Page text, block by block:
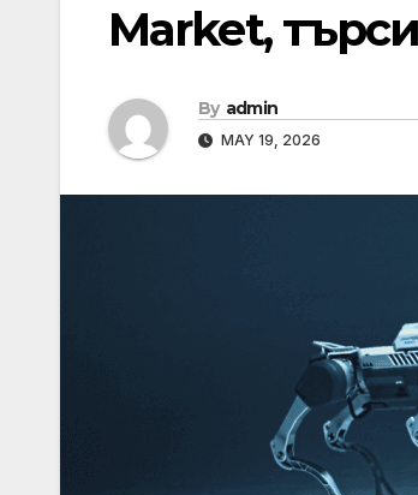
Market,
By admin
MAY 19, 2026